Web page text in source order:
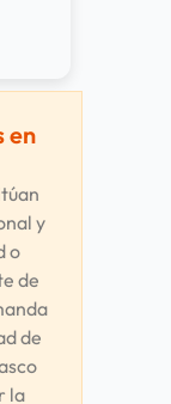
en
y
o
de
de
la